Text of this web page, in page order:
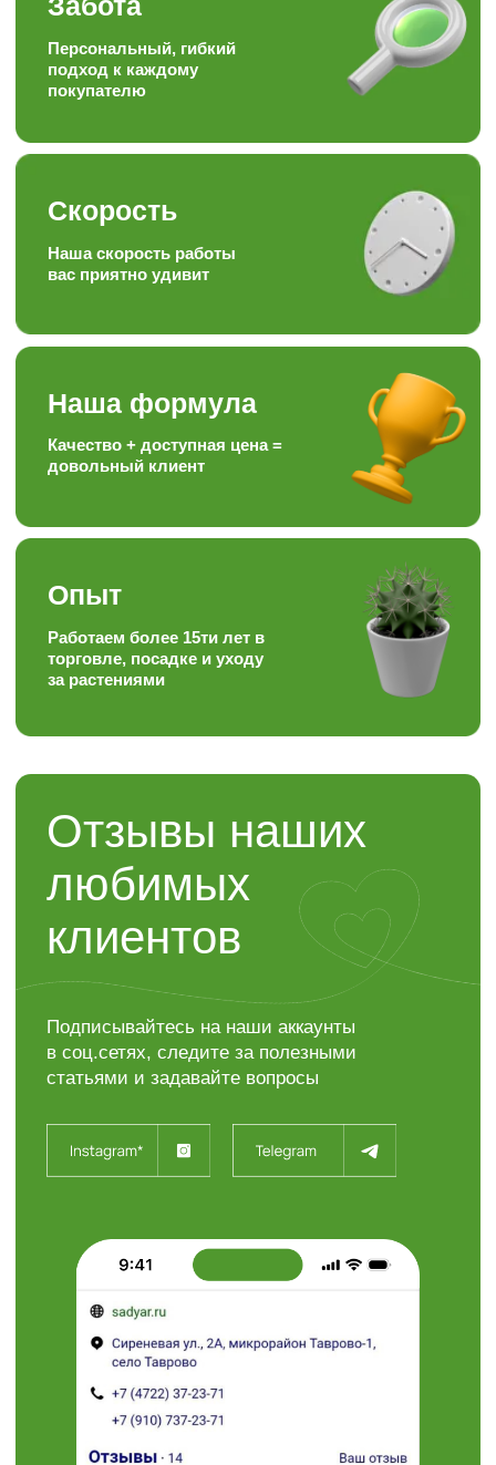
Отзывы наших
любимых
клиентов
“ЯР” Садовый центр
+7 (4722) 37-23-71
308504, Белгородская область,
Белгородский район,
с. Таврово (Мкр. Таврово-1),
Пн-Вс 08:00 - 18:00
info@sadyar.ru
“Травушка - муравушка”
Студия ландшафтного
дизайна
Проложить маршрут